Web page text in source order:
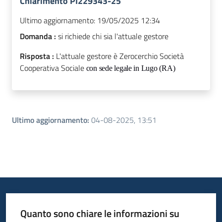
Ultimo aggiornamento: 19/05/2025 12:34
Domanda : si richiede chi sia l'attuale gestore
Risposta : L'attuale gestore è Zerocerchio Società
Cooperativa Sociale con sedelegale in Lugo(RA)
Ultimo aggiornamento: 04-08-2025, 13:51
Quanto sono chiare le informazioni su